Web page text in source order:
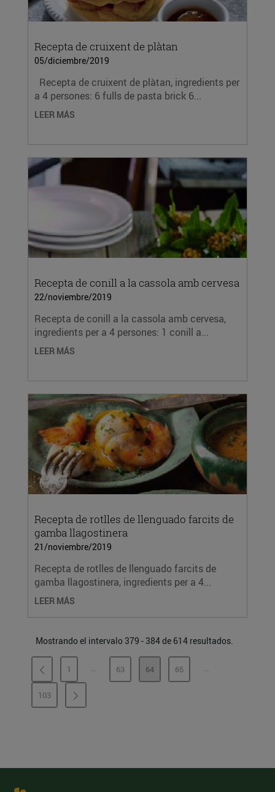
Recepta de cruixent de plàtan
05/diciembre/2019
Recepta de cruixent de plàtan, ingredients per
a 4 persones: 6 fulls de pasta brick 6...
LEER MÁS
Recepta de conill a la cassola amb cervesa
22/noviembre/2019
Recepta de conill a la cassola amb cervesa,
ingredients per a 4 persones: 1 conill a...
LEER MÁS
Recepta de rotlles de llenguado farcits de
gamba llagostinera
21/noviembre/2019
Recepta de rotlles de llenguado farcits de
gamba llagostinera, ingredients per a 4...
LEER MÁS
Mostrando el intervalo 379 - 384 de 614 resultados.
PÁGINA
1 ...PÁGINAS INTERMEDIAS
PÁGINA
63 PÁGINA
64 PÁGINA
65 ...PÁGINAS
PÁGINA
103